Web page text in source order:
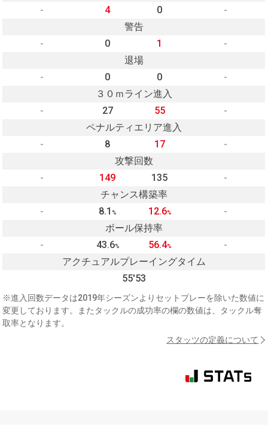
-
4 0
-
警告
-
0 1
-
退場
-
0 0
-
３０ｍライン進入
-
27 55
-
ペナルティエリア進入
-
8 17
-
攻撃回数
-
149 135
-
チャンス構築率
-
8.1% 12.6%
-
ボール保持率
-
43.6% 56.4%
-
アクチュアルプレーイングタイム
55'53
※進入回数データは2019年シーズンよりセットプレーを除いた数値に
変更しております。またタックルの成功率の欄の数値は、タックル奪
取率となります。
スタッツの定義について